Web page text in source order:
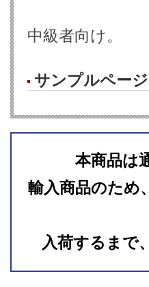
中級者向け。
サンプルページ
本商品は
輸入商品のため
入荷するまで